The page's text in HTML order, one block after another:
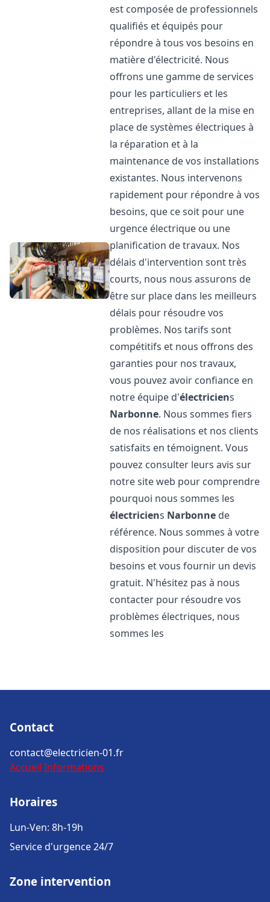
est composée de professionnels
qualifiés et équipés pour
répondre à tous vos besoins en
matière d'électricité. Nous
offrons une gamme de services
pour les particuliers et les
entreprises, allant de la mise en
place de systèmes électriques à
la réparation et à la
maintenance de vos installations
existantes. Nous intervenons
rapidement pour répondre à vos
besoins, que ce soit pour une
urgence électrique ou une
planification de travaux. Nos
délais d'intervention sont très
courts, nous nous assurons de
être sur place dans les meilleurs
délais pour résoudre vos
problèmes. Nos tarifs sont
compétitifs et nous offrons des
garanties pour nos travaux,
vous pouvez avoir confiance en
notre équipe d'électriciens
Narbonne. Nous sommes fiers
de nos réalisations et nos clients
satisfaits en témoignent. Vous
pouvez consulter leurs avis sur
notre site web pour comprendre
pourquoi nous sommes les
électriciens Narbonne de
référence. Nous sommes à votre
disposition pour discuter de vos
besoins et vous fournir un devis
gratuit. N'hésitez pas à nous
contacter pour résoudre vos
problèmes électriques, nous
sommes les
Contact
contact@electricien-01.fr
Accueil Informations
Horaires
Lun-Ven: 8h-19h
Service d'urgence 24/7
Zone intervention